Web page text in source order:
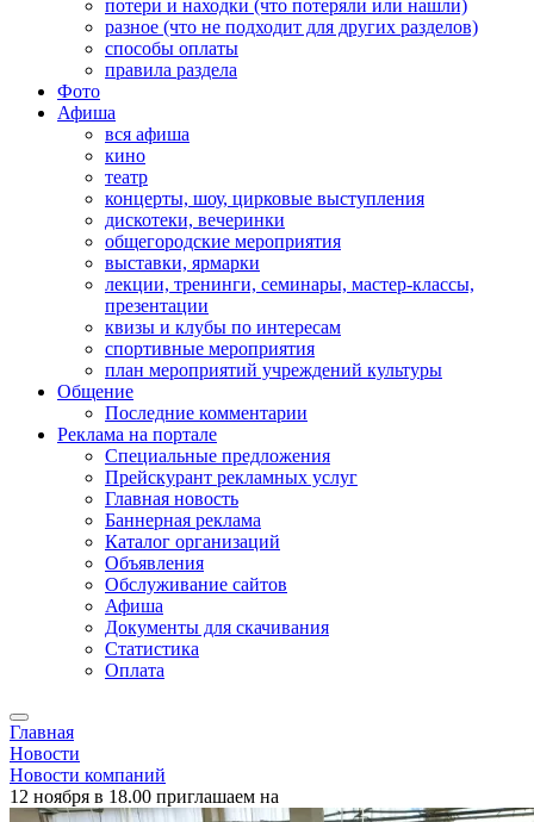
потери и находки (что потеряли или нашли)
разное (что не подходит для других разделов)
способы оплаты
правила раздела
Фото
Афиша
вся афиша
кино
театр
концерты, шоу, цирковые выступления
дискотеки, вечеринки
общегородские мероприятия
выставки, ярмарки
лекции, тренинги, семинары, мастер-классы,
презентации
квизы и клубы по интересам
спортивные мероприятия
план мероприятий учреждений культуры
Общение
Последние комментарии
Реклама на портале
Специальные предложения
Прейскурант рекламных услуг
Главная новость
Баннерная реклама
Каталог организаций
Объявления
Обслуживание сайтов
Афиша
Документы для скачивания
Статистика
Оплата
Главная
Новости
Новости компаний
12 ноября в 18.00 приглашаем на